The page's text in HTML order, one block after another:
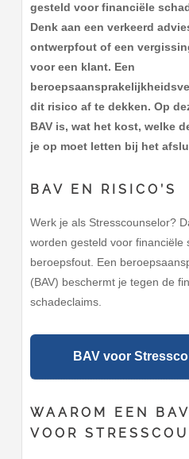
gesteld voor financiële
Denk aan een verkeerd
ontwerpfout of een
voor een klant. Een
dit risico af te dekken. Op
BAV is, wat het kost, welke
je op moet letten bij het
BAV EN RISICO’S
Werk je als Stresscounselor?
worden gesteld voor financiële
beroepsfout. Een
(BAV) beschermt je tegen de
schadeclaims.
BAV voor
WAAROM EEN
VOOR